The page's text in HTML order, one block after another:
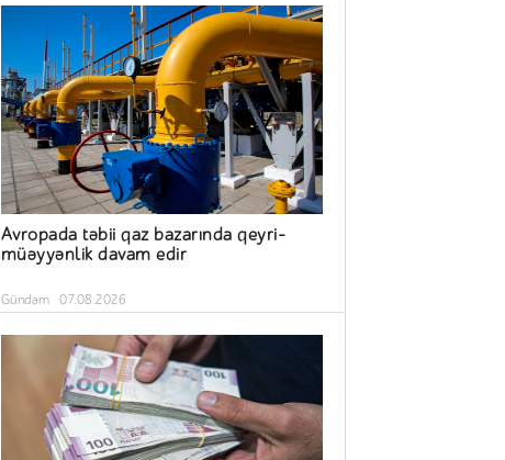
Avropada təbii qaz bazarında qeyri-
müəyyənlik davam edir
Gündəm 07.08.2026